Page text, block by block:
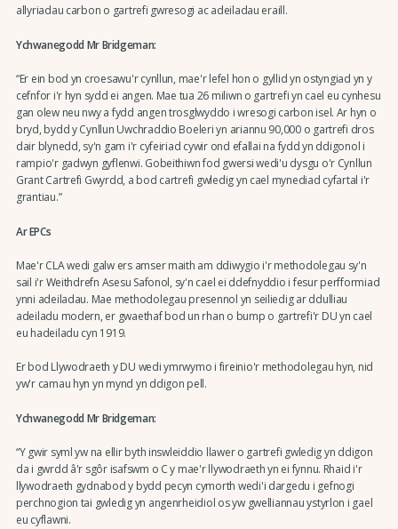
allyriadau carbon o gartrefi gwresogi ac adeiladau eraill.
Ychwanegodd Mr Bridgeman:
“Er ein bod yn croesawu'r cynllun, mae'r lefel hon o gyllid yn ostyngiad yn y
cefnfor i'r hyn sydd ei angen. Mae tua 26 miliwn o gartrefi yn cael eu cynhesu
gan olew neu nwy a fydd angen trosglwyddo i wresogi carbon isel. Ar hyn o
bryd, bydd y Cynllun Uwchraddio Boeleri yn ariannu 90,000 o gartrefi dros
dair blynedd, sy'n gam i'r cyfeiriad cywir ond efallai na fydd yn ddigonol i
rampio'r gadwyn gyflenwi. Gobeithiwn fod gwersi wedi'u dysgu o'r Cynllun
Grant Cartrefi Gwyrdd, a bod cartrefi gwledig yn cael mynediad cyfartal i'r
grantiau.”
Ar EPCs
Mae'r CLA wedi galw ers amser maith am ddiwygio i'r methodolegau sy'n
sail i'r Weithdrefn Asesu Safonol, sy'n cael ei ddefnyddio i fesur perfformiad
ynni adeiladau. Mae methodolegau presennol yn seiliedig ar ddulliau
adeiladu modern, er gwaethaf bod un rhan o bump o gartrefi'r DU yn cael
eu hadeiladu cyn 1919.
Er bod Llywodraeth y DU wedi ymrwymo i fireinio'r methodolegau hyn, nid
yw'r camau hyn yn mynd yn ddigon pell.
Ychwanegodd Mr Bridgeman:
“Y gwir syml yw na ellir byth inswleiddio llawer o gartrefi gwledig yn ddigon
da i gwrdd â'r sgôr isafswm o C y mae'r llywodraeth yn ei fynnu. Rhaid i'r
llywodraeth gydnabod y bydd pecyn cymorth wedi'i dargedu i gefnogi
perchnogion tai gwledig yn angenrheidiol os yw gwelliannau ystyrlon i gael
eu cyflawni.